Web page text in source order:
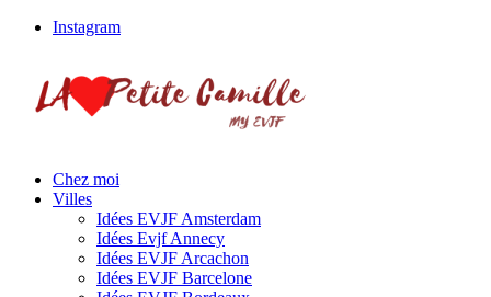
Instagram
Chez moi
Villes
Idées EVJF Amsterdam
Idées Evjf Annecy
Idées EVJF Arcachon
Idées EVJF Barcelone